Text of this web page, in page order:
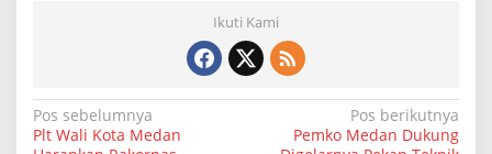
Ikuti Kami
N
Pos sebelumnya
Plt Wali Kota Medan
Pos berikutnya
Pemko Medan Dukung